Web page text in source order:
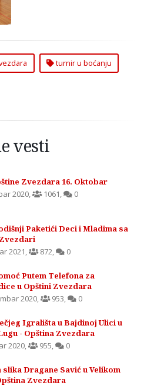
turnir u boćanju
vesti
Zvezdara 16. Oktobar
2020 1061 0
Paketići Deci i Mladima sa
2021 872 0
Putem Telefona za
u Opštini Zvezdara
2020 953 0
Igrališta u Bajdinoj Ulici u
- Opština Zvezdara
2020 955 0
Dragane Savić u Velikom
Zvezdara